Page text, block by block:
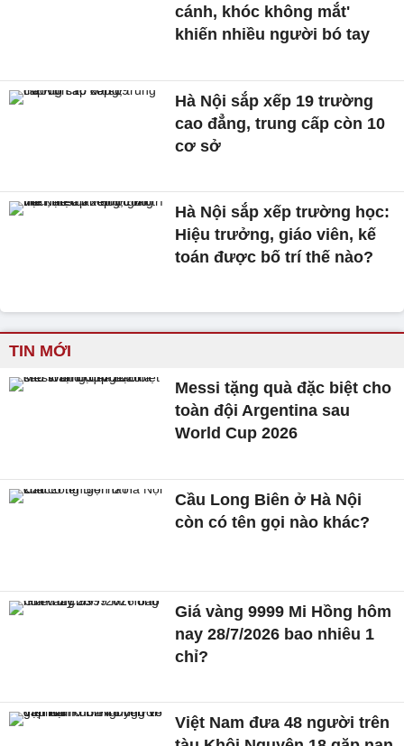
cánh, khóc không mắt'
khiến nhiều người bó tay
Hà Nội sắp xếp 19 trường
cao đẳng, trung cấp còn 10
cơ sở
Hà Nội sắp xếp trường học:
Hiệu trưởng, giáo viên, kế
toán được bố trí thế nào?
TIN MỚI
Messi tặng quà đặc biệt cho
toàn đội Argentina sau
World Cup 2026
Cầu Long Biên ở Hà Nội
còn có tên gọi nào khác?
Giá vàng 9999 Mi Hồng hôm
nay 28/7/2026 bao nhiêu 1
chỉ?
Việt Nam đưa 48 người trên